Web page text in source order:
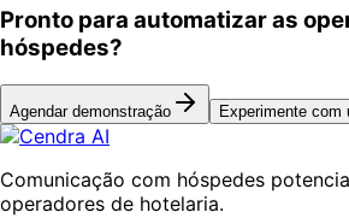
Pronto para automatizar as
hóspedes?
Agendar demonstração Experimente com
Comunicação com hóspedes
operadores de hotelaria.